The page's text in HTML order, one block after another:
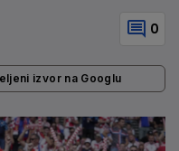
0
izvor na Googlu